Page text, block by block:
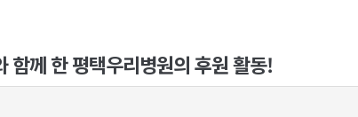
함께 한 평택우리병원의 후원 활동!